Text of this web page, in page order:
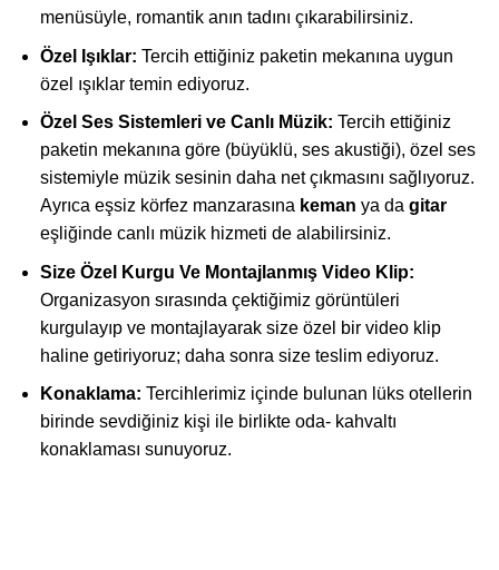
menüsüyle, romantik anın tadını çıkarabilirsiniz.
Özel Işıklar: Tercih ettiğiniz paketin mekanına uygun
özel ışıklar temin ediyoruz.
Özel Ses Sistemleri ve Canlı Müzik: Tercih ettiğiniz
paketin mekanına göre (büyüklü, ses akustiği), özel ses
sistemiyle müzik sesinin daha net çıkmasını sağlıyoruz.
Ayrıca eşsiz körfez manzarasına keman ya da gitar
eşliğinde canlı müzik hizmeti de alabilirsiniz.
Size Özel Kurgu Ve Montajlanmış Video Klip:
Organizasyon sırasında çektiğimiz görüntüleri
kurgulayıp ve montajlayarak size özel bir video klip
haline getiriyoruz; daha sonra size teslim ediyoruz.
Konaklama: Tercihlerimiz içinde bulunan lüks otellerin
birinde sevdiğiniz kişi ile birlikte oda- kahvaltı
konaklaması sunuyoruz.